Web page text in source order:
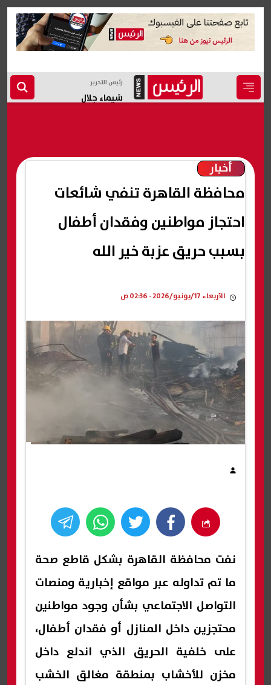
رئيس التحرير
شيماء جلال
أخبار
محافظة القاهرة تنفي شائعات
احتجاز مواطنين وفقدان أطفال
بسبب حريق عزبة خير الله
الأربعاء 17/يونيو/2026 - 02:36 ص
نفت محافظة القاهرة بشكل قاطع صحة
ما تم تداوله عبر مواقع إخبارية ومنصات
التواصل الاجتماعي بشأن وجود مواطنين
محتجزين داخل المنازل أو فقدان أطفال،
على خلفية الحريق الذي اندلع داخل
مخزن للأخشاب بمنطقة مغالق الخشب